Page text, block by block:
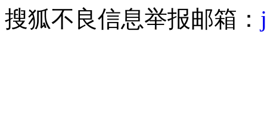
搜狐不良信息举报邮箱：